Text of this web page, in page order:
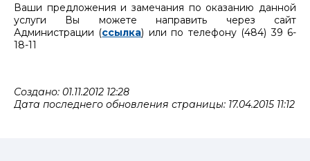
Ваши предложения и замечания по оказанию данной
услуги Вы можете направить через сайт
Администрации (ссылка) или по телефону (484) 39 6-
18-11
Создано: 01.11.2012 12:28
Дата последнего обновления страницы: 17.04.2015 11:12